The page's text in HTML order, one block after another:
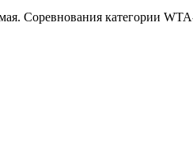
Соревнования категории